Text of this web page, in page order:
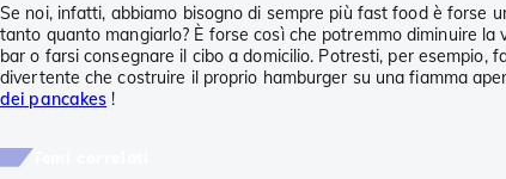
Se noi, infatti, abbiamo bisogno di sempre più fast food è forse
tanto quanto mangiarlo? È forse così che potremmo diminuire
bar o farsi consegnare il cibo a domicilio. Potresti, per
divertente che costruire il proprio hamburger su una fiamma
dei pancakes !